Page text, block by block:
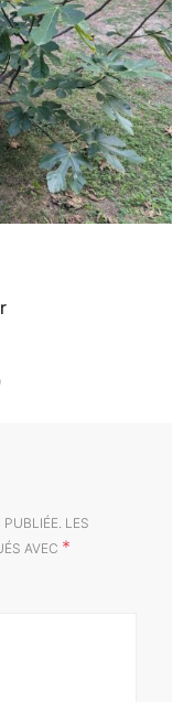
LES
AVEC *